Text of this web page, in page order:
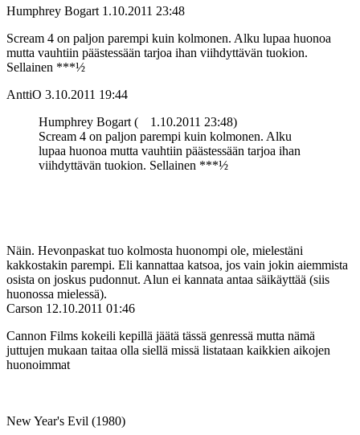
Humphrey Bogart 1.10.2011 23:48
Scream 4 on paljon parempi kuin kolmonen. Alku lupaa huonoa
mutta vauhtiin päästessään tarjoa ihan viihdyttävän tuokion.
Sellainen ***½
AnttiO 3.10.2011 19:44
Humphrey Bogart (
1.10.2011 23:48)
Scream 4 on paljon parempi kuin kolmonen. Alku
lupaa huonoa mutta vauhtiin päästessään tarjoa ihan
viihdyttävän tuokion. Sellainen ***½
Näin. Hevonpaskat tuo kolmosta huonompi ole, mielestäni
kakkostakin parempi. Eli kannattaa katsoa, jos vain jokin aiemmista
osista on joskus pudonnut. Alun ei kannata antaa säikäyttää (siis
huonossa mielessä).
Carson 12.10.2011 01:46
Cannon Films kokeili kepillä jäätä tässä genressä mutta nämä
juttujen mukaan taitaa olla siellä missä listataan kaikkien aikojen
huonoimmat
New Year's Evil (1980)